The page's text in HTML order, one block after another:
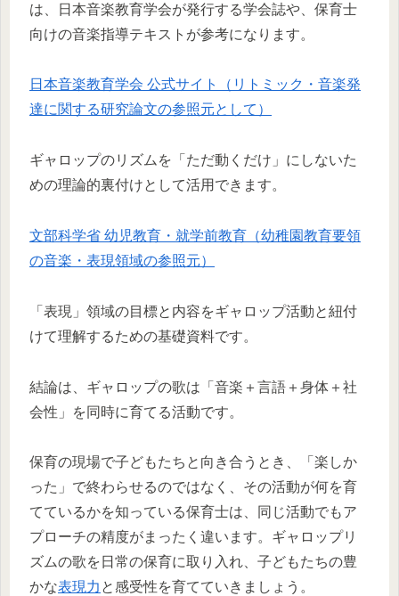
は、日本音楽教育学会が発行する学会誌や、保育士
向けの音楽指導テキストが参考になります。
日本音楽教育学会 公式サイト（リトミック・音楽発
達に関する研究論文の参照元として）
ギャロップのリズムを「ただ動くだけ」にしないた
めの理論的裏付けとして活用できます。
文部科学省 幼児教育・就学前教育（幼稚園教育要領
の音楽・表現領域の参照元）
「表現」領域の目標と内容をギャロップ活動と紐付
けて理解するための基礎資料です。
結論は、ギャロップの歌は「音楽＋言語＋身体＋社
会性」を同時に育てる活動です。
保育の現場で子どもたちと向き合うとき、「楽しか
った」で終わらせるのではなく、その活動が何を育
てているかを知っている保育士は、同じ活動でもア
プローチの精度がまったく違います。ギャロップリ
ズムの歌を日常の保育に取り入れ、子どもたちの豊
かな表現力 と感受性を育てていきましょう。